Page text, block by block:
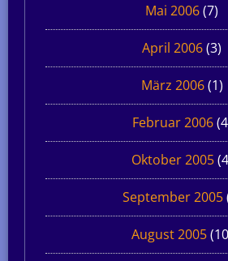
Mai 2006(7)
April 2006(3)
März 2006(1)
Februar 2006
Oktober 2005
September 2005
August 2005